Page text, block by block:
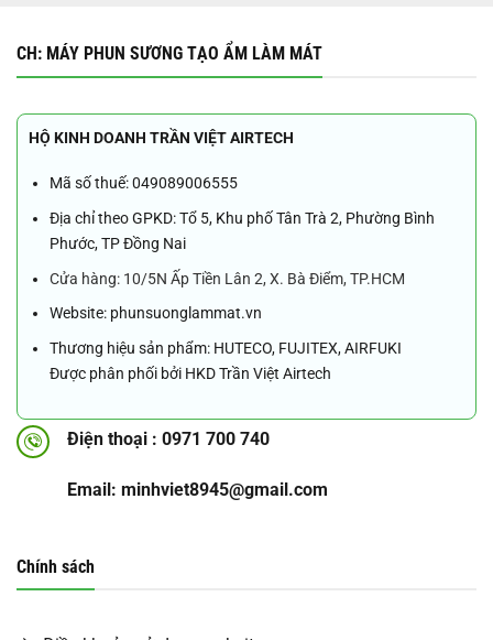
CH: MÁY PHUN SƯƠNG TẠO ẨM LÀM MÁT
HỘ KINH DOANH TRẦN VIỆT AIRTECH
Mã số thuế: 049089006555
Địa chỉ theo GPKD: Tổ 5, Khu phố Tân Trà 2, Phường Bình
Phước, TP Đồng Nai
Cửa hàng: 10/5N Ấp Tiền Lân 2, X. Bà Điểm, TP.HCM
Website: phunsuonglammat.vn
Thương hiệu sản phẩm: HUTECO, FUJITEX, AIRFUKI
Được phân phối bởi HKD Trần Việt Airtech
Điện thoại : 0971 700 740
Email: minhviet8945@gmail.com
Chính sách